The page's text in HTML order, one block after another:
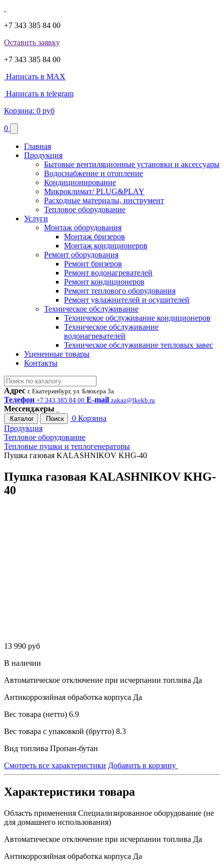
+7 343 385 84 00
Оставить заявку
+7 343 385 84 00
Написать в MAX
Написать в telegram
Корзина: 0 руб
0
Главная
Продукция
Бытовые вентиляционные установки и аксессуары
Водоснабжение и отопление
Кондиционирование
Микроклимат/ PLUG&PLAY
Расходные материалы, инструмент
Тепловое оборудование
Услуги
Монтаж оборудования
Монтаж бризеров
Монтаж кондиционеров
Ремонт оборудования
Ремонт бризеров
Ремонт водонагревателей
Ремонт кондиционеров
Ремонт теплового оборудования
Ремонт увлажнителей и осушителей
Техническое обслуживание
Техничекое обслуживание кондиционеров
Техническое обслуживание
водонагревателей
Техническое обслуживание тепловых завес
Уцененные товары
Контакты
Адрес г. Екатеринбург, ул. Блюхера 3а
Телефон +7 343 385 84 00 E-mail zakaz@lkekb.ru
Мессенджеры
Каталог Поиск 0 Корзина
Продукция
Тепловое оборудование
Тепловые пушки и теплогенераторы
Пушка газовая KALASHNIKOV KHG-40
Пушка газовая KALASHNIKOV KHG-
40
13 990 руб
В наличии
Автоматическое отключение при исчерпании топлива Да
Антикоррозийная обработка корпуса Да
Вес товара (нетто) 6.9
Вес товара с упаковкой (брутто) 8.3
Вид топлива Пропан-бутан
Смотреть все характеристики Добавить в корзину
Характеристики товара
Область применения Специализированное оборудование (не
для домашнего использования)
Автоматическое отключение при исчерпании топлива Да
Антикоррозийная обработка корпуса Да